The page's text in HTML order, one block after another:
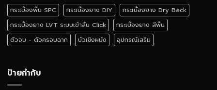
สี
ไหน
ดี
กระเบื้องพื้น SPC กระเบื้องยาง DIY
กระเบื้องยาง Dry Back
กระเบื้องยาง LVT ระบบเข้าลิ้น Click
กระเบื้องยาง สีพื้น
ตัวจบ - ตัวครอบฉาก
บัวเชิงผนัง อุปกรณ์เสริม
ป้ายกำกับ